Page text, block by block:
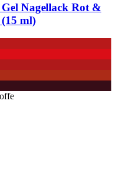
Nagellack Rot &
ml)